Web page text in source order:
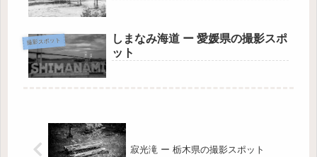
撮影スポット
しまなみ海道 ー 愛媛県の撮影スポ
ット
寂光滝 ー 栃木県の撮影スポット